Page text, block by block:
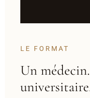
LE FORMAT
Un